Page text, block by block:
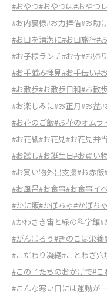
#おやつ#おやつは#おやつ
#お内裏様#お力拝借#お助
#お口を清潔に#お口旅行#
#お子様ランチ#お寺#お帰り
#お手並み拝見#お手伝い#
#お散歩#お散歩日和#お散
#お楽しみに#お正月#お盆#
#お花のご飯#お花のオムラ
#お花紙#お花見#お花見弁当
#お試し#お誕生日#お買い
#お買い物外出支援#お赤飯
#お風呂#お食事#お食事イ
#かに飯#かぼちゃ#かぼち
#かわさき宙と緑の科学館#
#がんばろう#きのこは栄養
#こだわり凝縮#ことわざ穴
#この子たちのおかげで#こ
#こんな寒い日には運動が